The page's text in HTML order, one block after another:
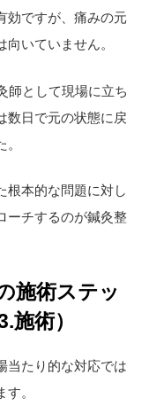
効ですが、痛みの元
いていません。
師として現場に立ち
数日で元の状態に戻
根本的な問題に対し
ーチするのが鍼灸整
施術ステッ
施術）
当たり的な対応では
。